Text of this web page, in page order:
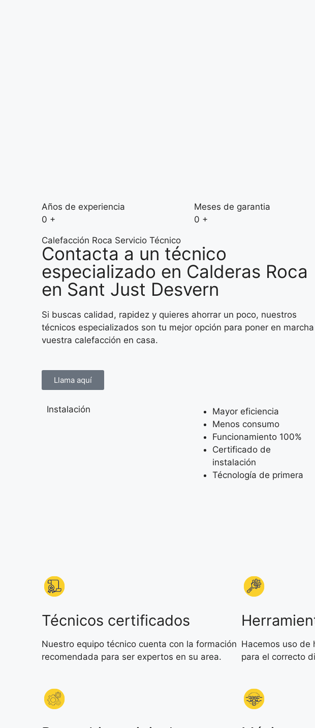
Años de experiencia
0 +
Meses de garantia
0 +
Calefacción Roca Servicio Técnico
Contacta a un técnico
especializado en Calderas Roca
en Sant Just Desvern
Si buscas calidad, rapidez y quieres ahorrar un poco, nuestros
técnicos especializados son tu mejor opción para poner en marcha
vuestra calefacción en casa.
Llama aquí
Instalación
Mayor eficiencia
Menos consumo
Funcionamiento 100%
Certificado de
instalación
Técnología de primera
Técnicos certificados
Nuestro equipo técnico cuenta con la formación
recomendada para ser expertos en su area.
Hacemos uso de
para el correcto